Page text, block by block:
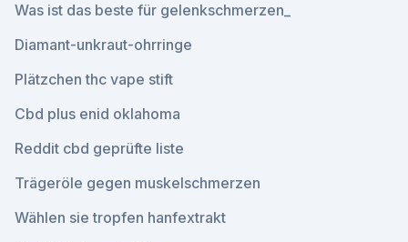
Was ist das beste für gelenkschmerzen_
Diamant-unkraut-ohrringe
Plätzchen thc vape stift
Cbd plus enid oklahoma
Reddit cbd geprüfte liste
Trägeröle gegen muskelschmerzen
Wählen sie tropfen hanfextrakt